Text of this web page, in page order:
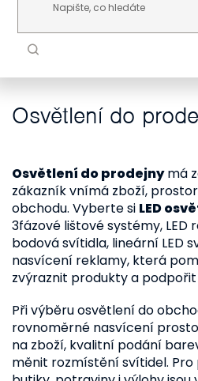
Přejít na obsah
Osvětlení do
Osvětlení do prodejnymá
zákazník vnímá zboží,
obchodu. Vyberte si LED
3fázové lištové systémy,
bodová svítidla, lineární LED
nasvícení reklamy, která
zvýraznit produkty a podpořit
Při výběru osvětlení do
rovnoměrné nasvícení
na zboží, kvalitní podání
měnit rozmístění svítidel. Pro